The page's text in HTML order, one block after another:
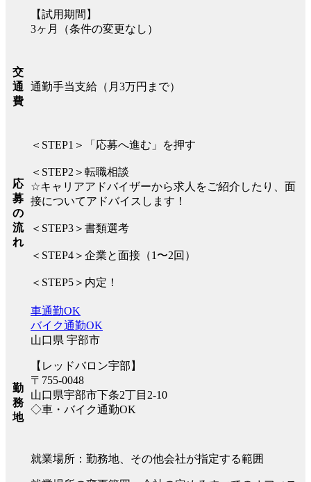
【試用期間】
3ヶ月（条件の変更なし）
交
通
費
通勤手当支給（月3万円まで）
応
募
の
流
れ
＜STEP1＞「応募へ進む」を押す
＜STEP2＞転職相談
☆キャリアアドバイザーから求人をご紹介したり、面
接についてアドバイスします！
＜STEP3＞書類選考
＜STEP4＞企業と面接（1〜2回）
＜STEP5＞内定！
勤
務
地
車通勤OK
バイク通勤OK
山口県 宇部市
【レッドバロン宇部】
〒755-0048
山口県宇部市下条2丁目2-10
◇車・バイク通勤OK
就業場所：勤務地、その他会社が指定する範囲